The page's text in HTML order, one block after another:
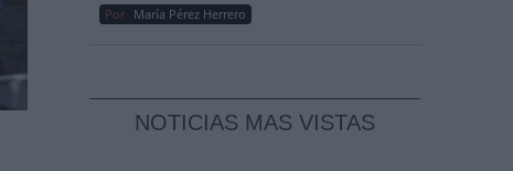
Por María Pérez Herrero
NOTICIAS MAS VISTAS